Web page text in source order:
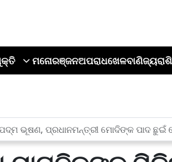
ମନୋରଞ୍ଜନଅପରାଧଖେଳବାଣିଜ୍ୟ
ଭୂଷଣ, ପ୍ରଧାନମନ୍ତ୍ରୀ ମୋଦିଙ୍କ ପାଦ ଛୁଇଁ